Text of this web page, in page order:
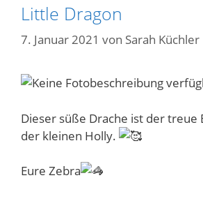
Little Dragon
7. Januar 2021 von Sarah Küchler
Dieser süße Drache ist der treue
der kleinen Holly.
Eure Zebra